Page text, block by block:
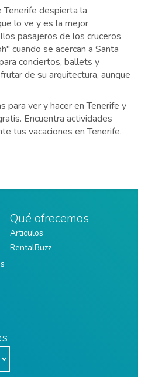
despierta la
lo ve y es la mejor
pasajeros de los cruceros
cuando se acercan a Santa
conciertos, ballets y
de su arquitectura, aunque
para ver y hacer en Tenerife y
Encuentra actividades
tus vacaciones en Tenerife.
Qué ofrecemos
Articulos
RentalBuzz